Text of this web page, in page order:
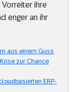
ihre
enger an ihr
aus einem Guss
zur Chance
ERP-